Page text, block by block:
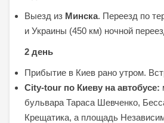
Выезд из Минска. Переезд по
и Украины (450 км) ночной
2 день
Прибытие в Киев рано утром.
Сity-tour по Киеву на автобусе:
бульвара Тараса Шевченко,
Крещатика, а площадь